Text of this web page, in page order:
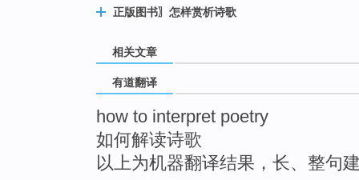
正版图书〗怎样赏析诗歌
相关文章
有道翻译
how to interpret poetry
如何解读诗歌
以上为机器翻译结果，长、整句